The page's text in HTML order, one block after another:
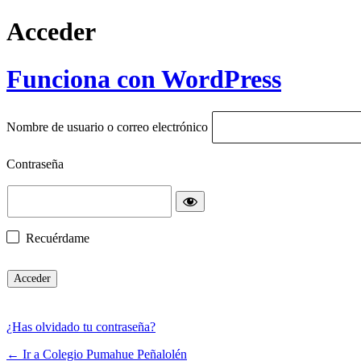
Acceder
Funciona con WordPress
Nombre de usuario o correo electrónico
Contraseña
Recuérdame
¿Has olvidado tu contraseña?
← Ir a Colegio Pumahue Peñalolén